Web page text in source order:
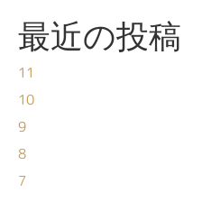
最近の投稿
11
10
9
8
7